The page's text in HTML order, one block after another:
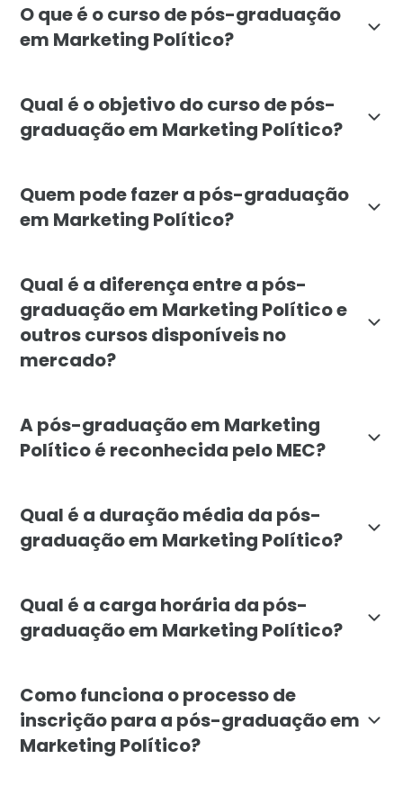
O que é o curso de pós-graduação
em Marketing Político?
Qual é o objetivo do curso de pós-
graduação em Marketing Político?
Quem pode fazer a pós-graduação
em Marketing Político?
Qual é a diferença entre a pós-
graduação em Marketing Político e
outros cursos disponíveis no
mercado?
A pós-graduação em Marketing
Político é reconhecida pelo MEC?
Qual é a duração média da pós-
graduação em Marketing Político?
Qual é a carga horária da pós-
graduação em Marketing Político?
Como funciona o processo de
inscrição para a pós-graduação em
Marketing Político?